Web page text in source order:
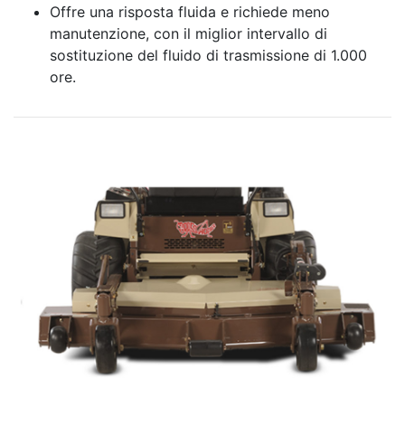
Offre una risposta fluida e richiede meno
manutenzione, con il miglior intervallo di
sostituzione del fluido di trasmissione di 1.000
ore.